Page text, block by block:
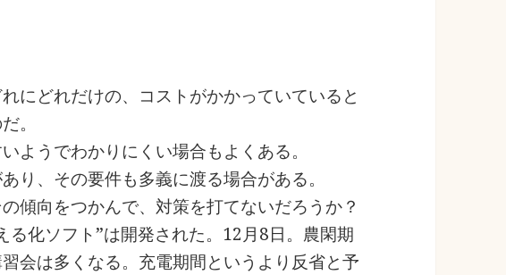
にどれだけの、コストがかかっていていると
。
ようでわかりにくい場合もよくある。
り、その要件も多義に渡る場合がある。
傾向をつかんで、対策を打てないだろうか？
る化ソフト”は開発された。12月8日。農閑期
会は多くなる。充電期間というより反省と予